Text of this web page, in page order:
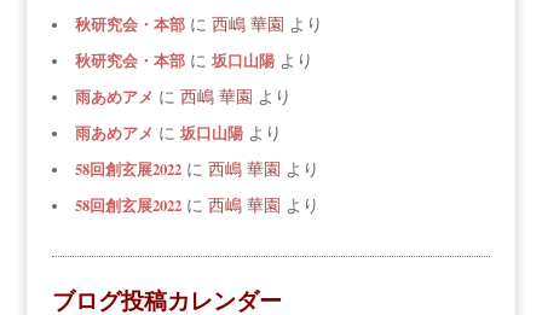
秋研究会・本部に 西嶋 華園 より
秋研究会・本部に 坂口山陽より
雨あめアメ に 西嶋 華園 より
雨あめアメ に 坂口山陽より
58回創玄展2022に 西嶋 華園 より
58回創玄展2022に 西嶋 華園 より
ブログ投稿カレンダー